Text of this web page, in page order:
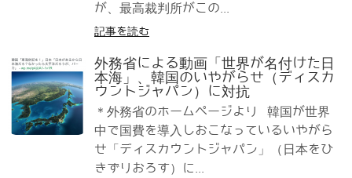
が、最高裁判所がこの...
記事を読む
外務省による動画「世界が名付けた日
本海」、韓国のいやがらせ（ディスカ
ウントジャパン）に対抗
＊外務省のホームページより 韓国が世界
中で国費を導入しおこなっているいやがら
せ「ディスカウントジャパン」（日本をひ
きずりおろす）に...